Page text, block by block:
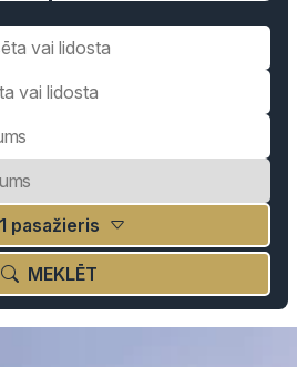
1 pasažieris
MEKLĒT